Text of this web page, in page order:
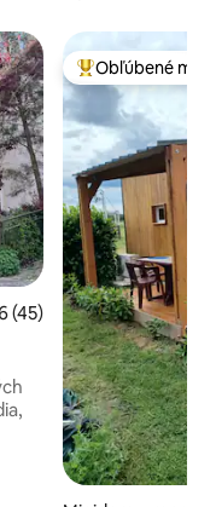
ohodnotenie 4,96
(45)
Najobľúbenejšie
Obľúbené